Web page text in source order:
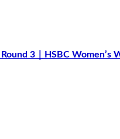
3｜HSBC Women’s